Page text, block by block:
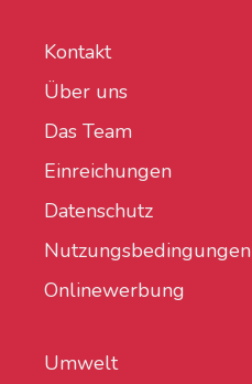
Kontakt
Über uns
Das Team
Einreichungen
Datenschutz
Nutzungsbedingungen
Onlinewerbung
Umwelt